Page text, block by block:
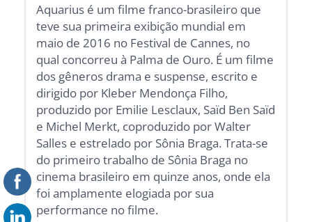
Aquarius é um filme franco-brasileiro que
teve sua primeira exibição mundial em
maio de 2016 no Festival de Cannes, no
qual concorreu à Palma de Ouro. É um filme
dos gêneros drama e suspense, escrito e
dirigido por Kleber Mendonça Filho,
produzido por Emilie Lesclaux, Saïd Ben Saïd
e Michel Merkt, coproduzido por Walter
Salles e estrelado por Sônia Braga. Trata-se
do primeiro trabalho de Sônia Braga no
cinema brasileiro em quinze anos, onde ela
foi amplamente elogiada por sua
performance no filme.